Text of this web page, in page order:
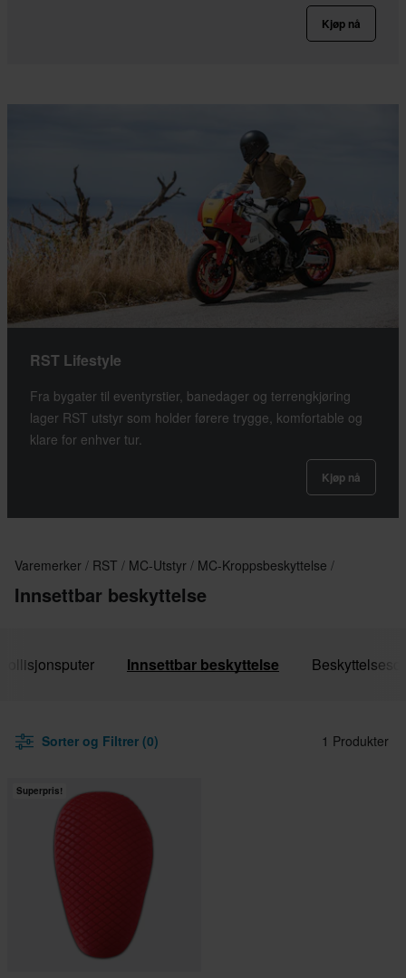
Kjøp nå
RST Lifestyle
Fra bygater til eventyrstier, banedager og terrengkjøring
lager RST utstyr som holder førere trygge, komfortable og
klare for enhver tur.
Kjøp nå
Varemerker RST MC-Utstyr MC-Kroppsbeskyttelse
Innsettbar beskyttelse
Innsettbar beskyttelse
Sorter og Filtrer (0) 1 Produkter
Superpris!